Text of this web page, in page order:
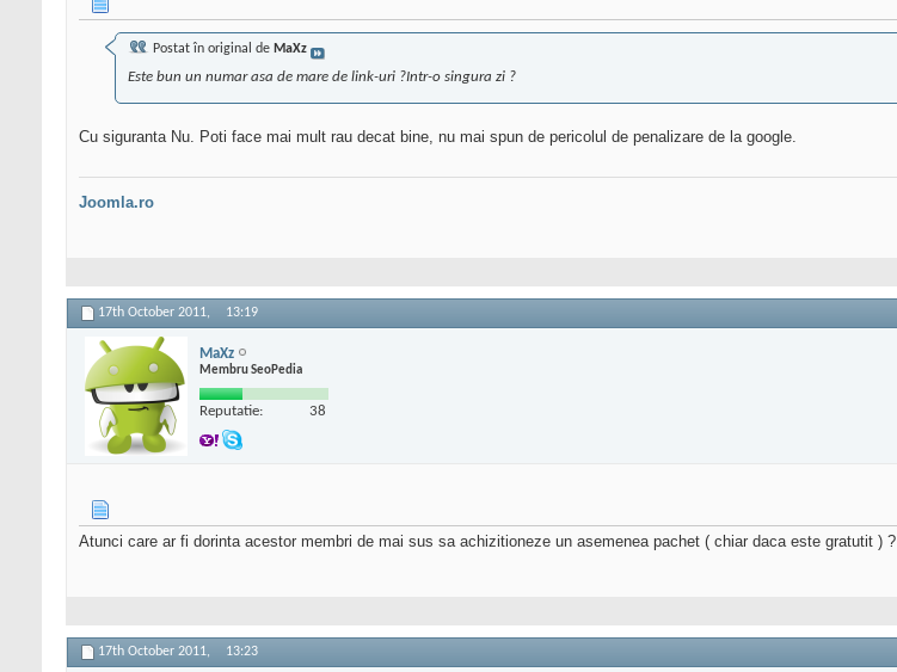
Postat în original de MaXz
Este bun un numar asa de mare de link-uri ?Intr-o singura zi ?
Cu siguranta Nu. Poti face mai mult rau decat bine, nu mai spun de pericolul de penalizare de la google.
Joomla.ro
17th October 2011, 13:19
MaXz
Membru SeoPedia
Reputatie: 38
Atunci care ar fi dorinta acestor membri de mai sus sa achizitioneze un asemenea pachet ( chiar daca este gratutit ) ?
17th October 2011, 13:23